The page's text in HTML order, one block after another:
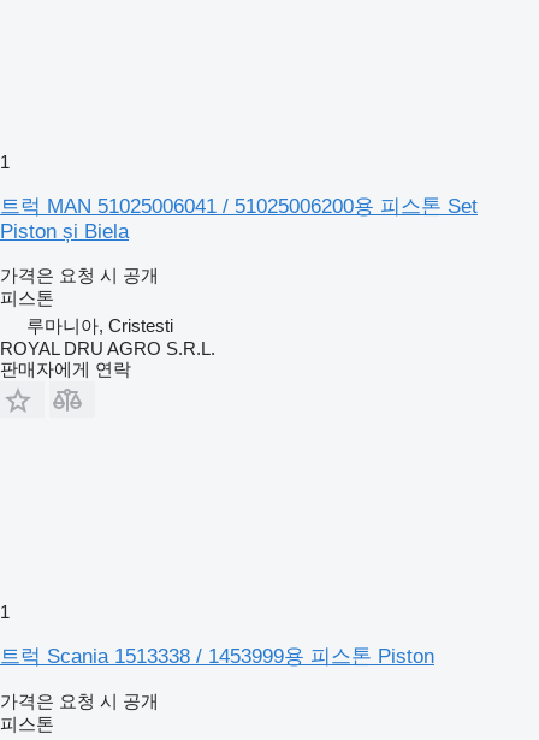
1
트럭 MAN 51025006041 / 51025006200용 피스톤 Set
Piston și Biela
가격은 요청 시 공개
피스톤
루마니아, Cristesti
ROYAL DRU AGRO S.R.L.
판매자에게 연락
1
트럭 Scania 1513338 / 1453999용 피스톤 Piston
가격은 요청 시 공개
피스톤